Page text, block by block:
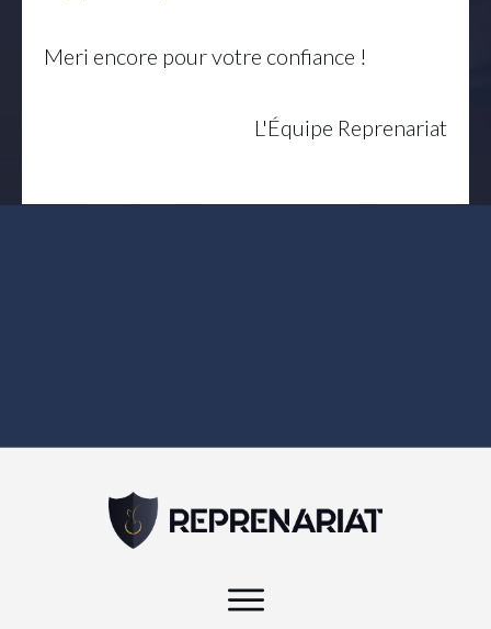
Meri encore pour votre confiance !
L'Équipe Reprenariat